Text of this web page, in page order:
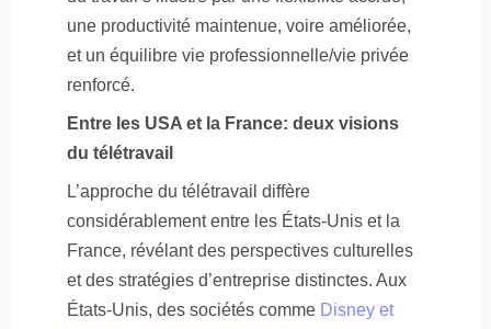
une productivité maintenue, voire améliorée,
et un équilibre vie professionnelle/vie privée
renforcé.
Entre les USA et la France: deux visions
du télétravail
L’approche du télétravail diffère
considérablement entre les États-Unis et la
France, révélant des perspectives culturelles
et des stratégies d’entreprise distinctes. Aux
États-Unis, des sociétés comme Disney et